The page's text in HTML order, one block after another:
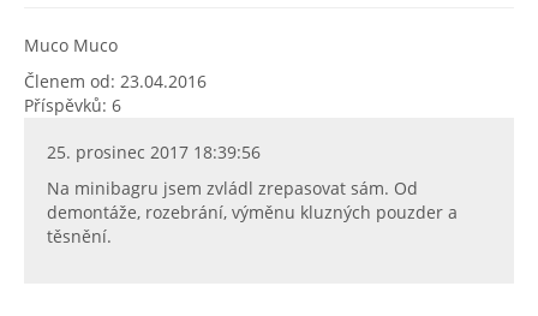
Muco Muco
Členem od: 23.04.2016
Příspěvků: 6
25. prosinec 2017 18:39:56
Na minibagru jsem zvládl zrepasovat sám. Od
demontáže, rozebrání, výměnu kluzných pouzder a
těsnění.